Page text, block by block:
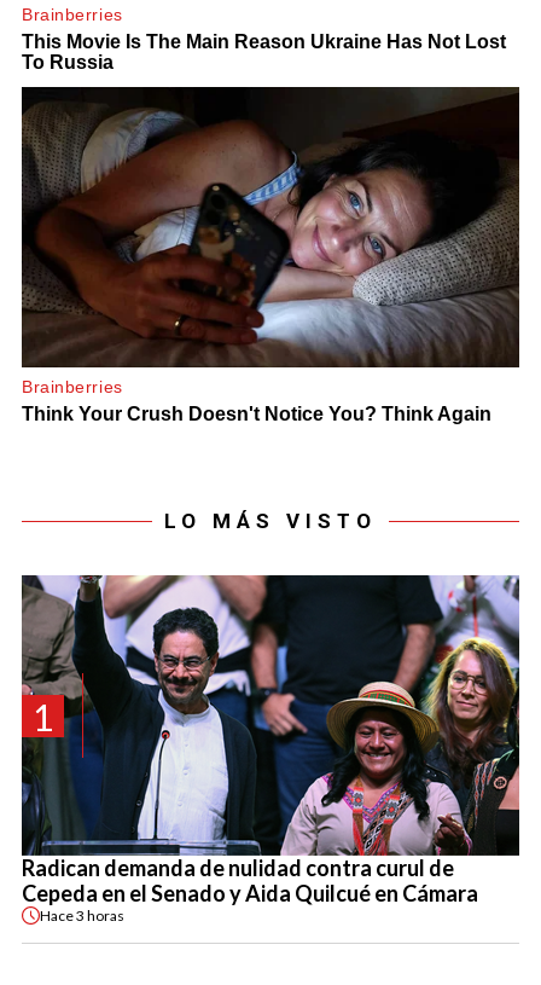
LO MÁS VISTO
1
Radican demanda de nulidad contra curul de
Cepeda en el Senado y Aida Quilcué en Cámara
Hace3 horas